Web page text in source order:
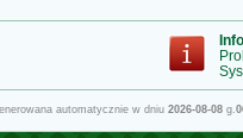
automatycznie w dniu 2026-08-08g.